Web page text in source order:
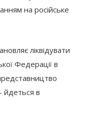
на російське
ліквідувати
Федерації в
йдеться в